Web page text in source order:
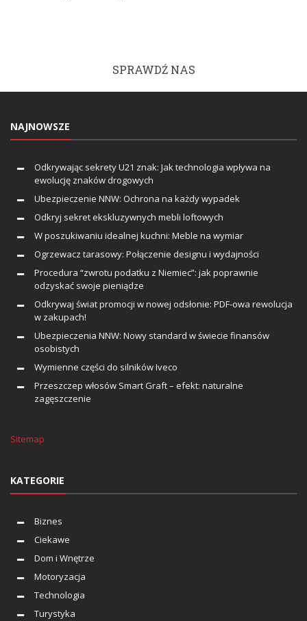
SPRAWDŹ NAS
NAJNOWSZE
Odkrywając sekrety U21 znak: Jak technologia wpływa na
ewolucję znaków drogowych
Ubezpieczenie NNW: Ochrona na każdy wypadek
Odkryj sekret ekskluzywnych mebli loftowych
W poszukiwaniu idealnej kuchni: Meble na wymiar
Ogrzewacz tarasowy: Połączenie designu i wydajności
Procedura “zwrotu podatku z Niemiec”: jak poprawnie
odzyskać swoje pieniądze
Odkrywaj świat promocji w nowej odsłonie: PDF-owa rewolucja
w zakupach!
Ubezpieczenia NNW: Nowy standard w świecie finansów
osobistych
Wymienne części do silników Iveco
Przeszczep włosów Smart Graft – efekt: naturalne
zagęszczenie
Sitemap
KATEGORIE
Biznes
Ciekawe
Dom i Wnętrze
Motoryzacja
Technologia
Turystyka